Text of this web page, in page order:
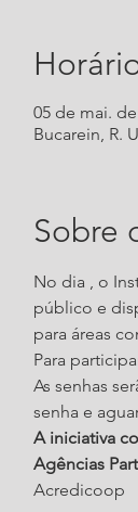
05 de mai. de
Bucarein, R.
Sobre
No dia , o
público e
para áreas
Para
As senhas
senha e
A iniciativa
Agências
Acredicoop